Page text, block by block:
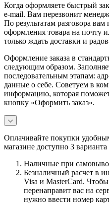
Когда оформляете быстрый
e-mail. Вам перезвонит
По результатам разговора
оформления товара на почту
только ждать доставки и
Оформление заказа в
следующим образом.
последовательным этапам:
данные о себе. Советуем в
информацию, которая
кнопку «Оформить заказ».
Оплачивайте покупки
магазине доступно 3
Наличные при
Безналичный расчет в
Visa и MasterCard.
перенаправит вас на
нужно ввести номер